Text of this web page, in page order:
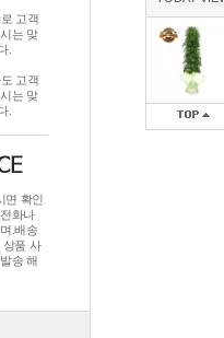
고객
는 맞
.
고객
는 맞
.
면 확인
화나
.배송
상품 사
송 해